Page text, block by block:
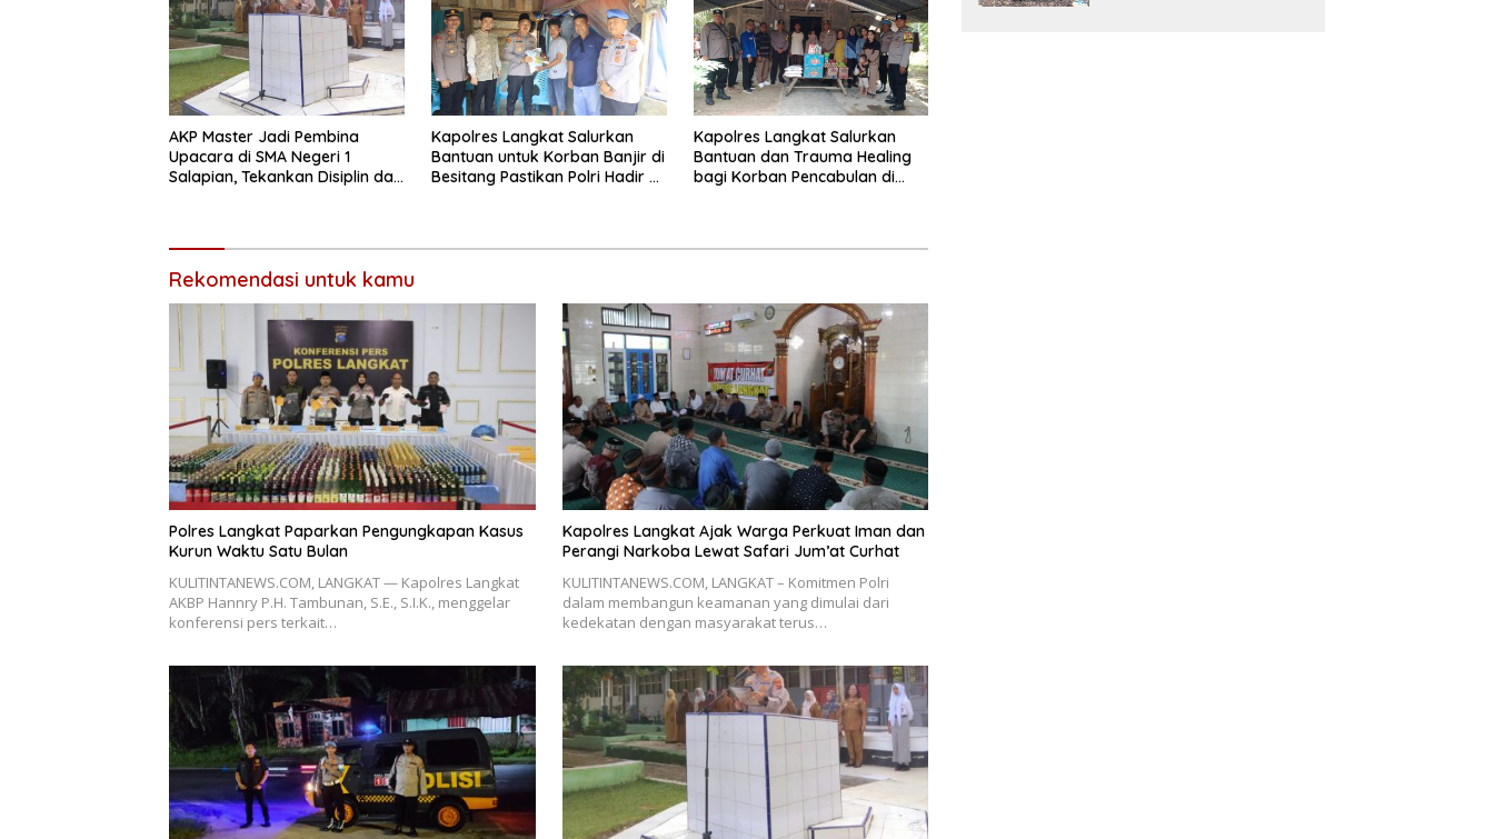
AKP Master Jadi Pembina
Upacara di SMA Negeri 1
Salapian, Tekankan Disiplin dan
Kapolres Langkat Salurkan
Bantuan untuk Korban Banjir di
Besitang Pastikan Polri Hadir di
Kapolres Langkat Salurkan
Bantuan dan Trauma Healing
bagi Korban Pencabulan di
Rekomendasi untuk kamu
Polres Langkat Paparkan Pengungkapan Kasus
Kurun Waktu Satu Bulan
KULITINTANEWS.COM, LANGKAT — Kapolres Langkat
AKBP Hannry P.H. Tambunan, S.E., S.I.K., menggelar
konferensi pers terkait…
Kapolres Langkat Ajak Warga Perkuat Iman dan
Perangi Narkoba Lewat Safari Jum’at Curhat
KULITINTANEWS.COM, LANGKAT – Komitmen Polri
dalam membangun keamanan yang dimulai dari
kedekatan dengan masyarakat terus…